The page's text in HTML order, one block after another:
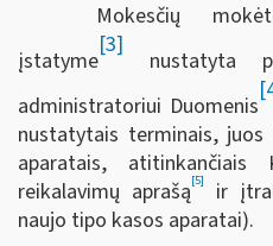
Mokesčių
įstatyme
[3]
nustatyta
administratoriui Duomenis
nustatytais terminais,
aparatais, atitinkančiais
reikalavimų aprašą[5]
ir
naujo tipo kasos aparatai).